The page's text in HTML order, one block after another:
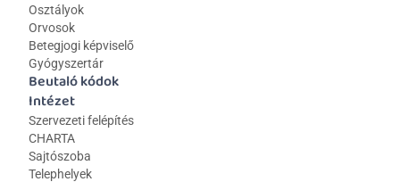
Osztályok
Orvosok
Betegjogi képviselő
Gyógyszertár
Beutaló kódok
Intézet
Szervezeti felépítés
CHARTA
Sajtószoba
Telephelyek